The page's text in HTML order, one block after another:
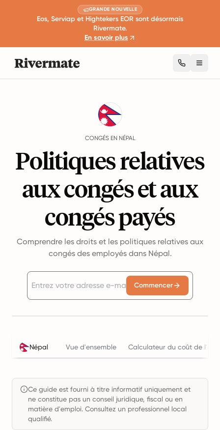
GRANDE NOUVELLE
Eos, Serviap et Hightekers EOR sont désormais
Rivermate.
En savoir plus
CONGÉS EN NÉPAL
Politiques relatives
aux congés et aux
congés payés
Comprendre les droits et les politiques relatives aux
congés des employés dans Népal.
Commencer
Népal Vue d'ensemble Calculateur du coût de
Ce guide est fourni à titre informatif uniquement et
ne constitue pas un conseil juridique, fiscal ou en
matière d'emploi. Consultez un professionnel local
qualifié.